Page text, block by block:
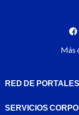
Más
RED DE PORTALES
SERVICIOS